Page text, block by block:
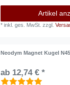
Artikel
*inkl. ges. MwSt. zzgl.
Neodym Magnet Kugel
ab 12,74 € *